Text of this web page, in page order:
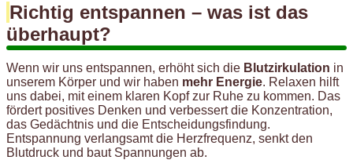
Richtig entspannen – was ist das
überhaupt?
Wenn wir uns entspannen, erhöht sich die Blutzirkulation in
unserem Körper und wir haben mehr Energie. Relaxen hilft
uns dabei, mit einem klaren Kopf zur Ruhe zu kommen. Das
fördert positives Denken und verbessert die Konzentration,
das Gedächtnis und die Entscheidungsfindung.
Entspannung verlangsamt die Herzfrequenz, senkt den
Blutdruck und baut Spannungen ab.